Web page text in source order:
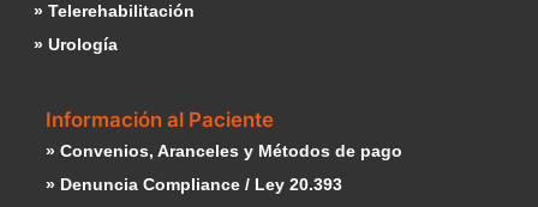
» Telerehabilitación
» Urología
Información al Paciente
» Convenios, Aranceles y Métodos de pago
» Denuncia Compliance / Ley 20.393